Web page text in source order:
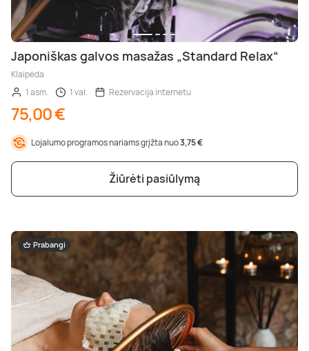
Japoniškas galvos masažas „Standard Relax“
Klaipėda
1 asm.
1 val. Rezervacija internetu
75,00 €
Lojalumo programos nariams grįžta nuo3,75 €
Žiūrėti pasiūlymą
Prabangi